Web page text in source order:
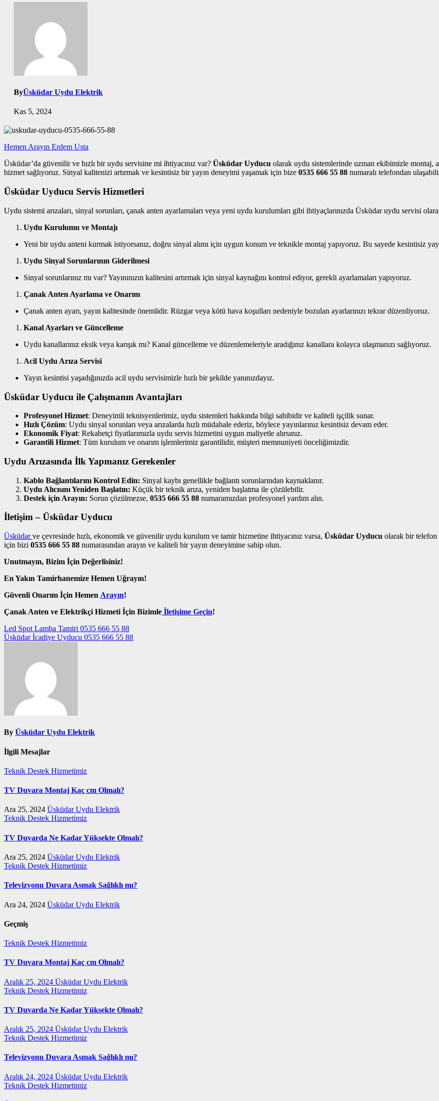
ByÜsküdar Uydu Elektrik
Kas 5, 2024
Hemen Arayın Erdem Usta
Üsküdar’da güvenilir ve hızlı bir uydu servisine mi ihtiyacınız var? Üsküdar Uyducu olarak uydu sistemlerinde uzman ekibimizle montaj,
hizmet sağlıyoruz. Sinyal kalitenizi artırmak ve kesintisiz bir yayın deneyimi yaşamak için bize 0535 666 55 88 numaralı telefondan
Üsküdar Uyducu Servis Hizmetleri
Uydu sistemi arızaları, sinyal sorunları, çanak anten ayarlamaları veya yeni uydu kurulumları gibi ihtiyaçlarınızda Üsküdar uydu servisi
Uydu Kurulumu ve Montajı
Yeni bir uydu anteni kurmak istiyorsanız, doğru sinyal alımı için uygun konum ve teknikle montaj yapıyoruz. Bu sayede kesintisiz
Uydu Sinyal Sorunlarının Giderilmesi
Sinyal sorunlarınız mı var? Yayınınızın kalitesini artırmak için sinyal kaynağını kontrol ediyor, gerekli ayarlamaları yapıyoruz.
Çanak Anten Ayarlama ve Onarım
Çanak anten ayarı, yayın kalitesinde önemlidir. Rüzgar veya kötü hava koşulları nedeniyle bozulan ayarlarınızı tekrar düzenliyoruz.
Kanal Ayarları ve Güncelleme
Uydu kanallarınız eksik veya karışık mı? Kanal güncelleme ve düzenlemeleriyle aradığınız kanallara kolayca ulaşmanızı sağlıyoruz.
Acil Uydu Arıza Servisi
Yayın kesintisi yaşadığınızda acil uydu servisimizle hızlı bir şekilde yanınızdayız.
Üsküdar Uyducu ile Çalışmanın Avantajları
Profesyonel Hizmet: Deneyimli teknisyenlerimiz, uydu sistemleri hakkında bilgi sahibidir ve kaliteli işçilik sunar.
Hızlı Çözüm: Uydu sinyal sorunları veya arızalarda hızlı müdahale ederiz, böylece yayınlarınız kesintisiz devam eder.
Ekonomik Fiyat: Rekabetçi fiyatlarımızla uydu servis hizmetini uygun maliyetle alırsınız.
Garantili Hizmet: Tüm kurulum ve onarım işlemlerimiz garantilidir, müşteri memnuniyeti önceliğimizdir.
Uydu Arızasında İlk Yapmanız Gerekenler
Kablo Bağlantılarını Kontrol Edin: Sinyal kaybı genellikle bağlantı sorunlarından kaynaklanır.
Uydu Alıcısını Yeniden Başlatın: Küçük bir teknik arıza, yeniden başlatma ile çözülebilir.
Destek için Arayın: Sorun çözülmezse, 0535 666 55 88 numaramızdan profesyonel yardım alın.
İletişim – Üsküdar Uyducu
Üsküdarve çevresinde hızlı, ekonomik ve güvenilir uydu kurulum ve tamir hizmetine ihtiyacınız varsa, Üsküdar Uyducu olarak bir telefon
için bizi 0535 666 55 88 numarasından arayın ve kaliteli bir yayın deneyimine sahip olun.
Unutmayın, Bizim İçin Değerlisiniz!
En Yakın Tamirhanemize Hemen Uğrayın!
Güvenli Onarım İçin Hemen Arayın!
Çanak Anten ve Elektrikçi Hizmeti İçin Bizimle İletişime Geçin!
Yazı
gezinmesi
Led Spot Lamba Tamiri 0535 666 55 88
Üsküdar İcadiye Uyducu 0535 666 55 88
By Üsküdar Uydu Elektrik
İlgili Mesajlar
Teknik Destek Hizmetimiz
TV Duvara Montaj Kaç cm Olmalı?
Ara 25, 2024 Üsküdar Uydu Elektrik
Teknik Destek Hizmetimiz
TV Duvarda Ne Kadar Yüksekte Olmalı?
Ara 25, 2024 Üsküdar Uydu Elektrik
Teknik Destek Hizmetimiz
Televizyonu Duvara Asmak Sağlıklı mı?
Ara 24, 2024 Üsküdar Uydu Elektrik
Geçmiş
Teknik Destek Hizmetimiz
TV Duvara Montaj Kaç cm Olmalı?
Aralık 25, 2024 Üsküdar Uydu Elektrik
Teknik Destek Hizmetimiz
TV Duvarda Ne Kadar Yüksekte Olmalı?
Aralık 25, 2024 Üsküdar Uydu Elektrik
Teknik Destek Hizmetimiz
Televizyonu Duvara Asmak Sağlıklı mı?
Aralık 24, 2024 Üsküdar Uydu Elektrik
Teknik Destek Hizmetimiz